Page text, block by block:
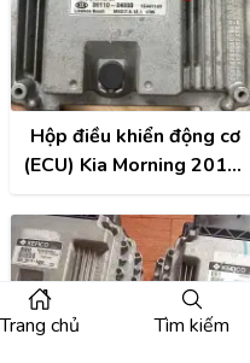
Hộp điều khiển động cơ
(ECU) Kia Morning 2012-
đẹp 3911004000
Trang chủ Tìm kiếm